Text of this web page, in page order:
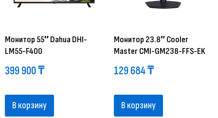
Монитор 55″ Dahua DHI-
LM55-F400
399 900₸
В корзину
Монитор 23.8″ Cooler
Master CMI-GM238-FFS-EK
129 684₸
В корзину